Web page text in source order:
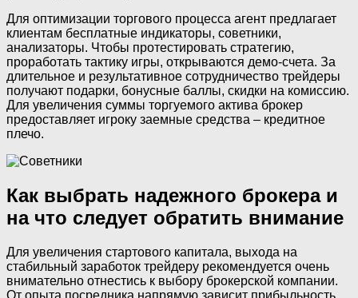
Для оптимизации торгового процесса агент предлагает
клиентам бесплатные индикаторы, советники,
анализаторы. Чтобы протестировать стратегию,
проработать тактику игры, открываются демо-счета. За
длительное и результативное сотрудничество трейдеры
получают подарки, бонусные баллы, скидки на комиссию.
Для увеличения суммы торгуемого актива брокер
предоставляет игроку заемные средства – кредитное
плечо.
Как выбрать надежного брокера и
на что следует обратить внимание
Для увеличения стартового капитала, выхода на
стабильный заработок трейдеру рекомендуется очень
внимательно отнестись к выбору брокерской компании.